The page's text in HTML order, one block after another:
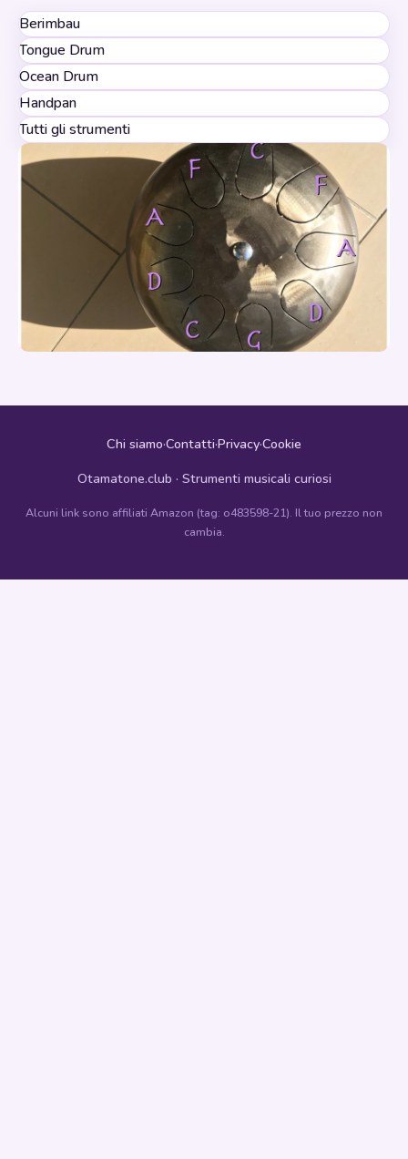
Berimbau
Tongue Drum
Ocean Drum
Handpan
Tutti gli strumenti
Chi siamo·Contatti·Privacy·Cookie
Otamatone.club · Strumenti musicali curiosi
Alcuni link sono affiliati Amazon (tag: o483598-21). Il tuo prezzo non
cambia.